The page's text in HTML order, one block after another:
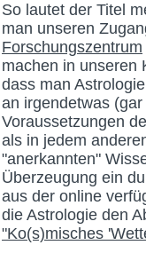
So lautet der Titel
man unseren
Forschungszentrum
machen in unseren
dass man
an irgendetwas
Voraussetzungen
als in jedem
"anerkannten"
Überzeugung ein
aus der online
die Astrologie den
"Ko(s)misches